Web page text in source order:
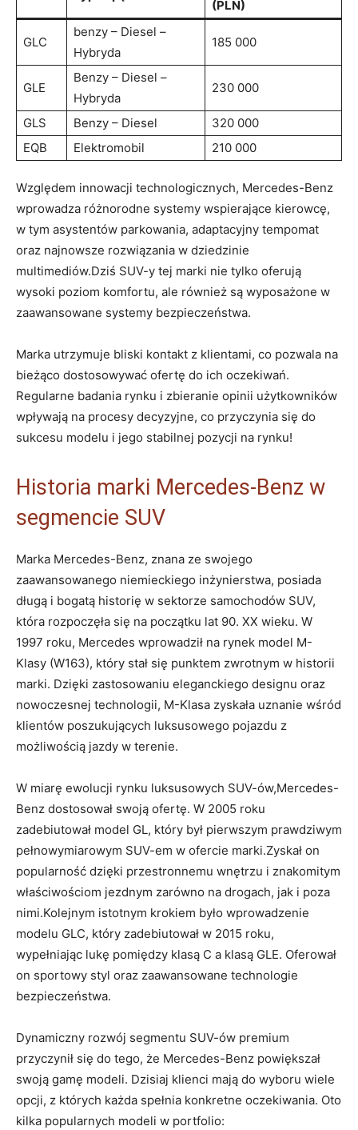
(PLN)
GLC
benzy – Diesel –
Hybryda
185 000
GLE
Benzy – Diesel –
Hybryda
230 000
GLS Benzy – Diesel
320 000
EQB
Elektromobil 210 000
Względem innowacji technologicznych, Mercedes-Benz
wprowadza różnorodne systemy wspierające kierowcę,
w tym asystentów parkowania, adaptacyjny tempomat
oraz najnowsze rozwiązania w dziedzinie
multimediów.Dziś SUV-y tej marki nie tylko oferują
wysoki poziom komfortu, ale również są wyposażone w
zaawansowane systemy bezpieczeństwa.
Marka utrzymuje bliski kontakt z klientami, co pozwala na
bieżąco dostosowywać ofertę do ich oczekiwań.
Regularne badania rynku i zbieranie opinii użytkowników
wpływają na procesy decyzyjne, co przyczynia się do
sukcesu modelu i jego stabilnej pozycji na rynku!
Historia marki Mercedes-Benz w
segmencie SUV
Marka Mercedes-Benz, znana ze swojego
zaawansowanego niemieckiego inżynierstwa, posiada
długą i bogatą historię w sektorze samochodów SUV,
która rozpoczęła się na początku lat 90. XX wieku. W
1997 roku, Mercedes wprowadził na rynek model M-
Klasy (W163), który stał się punktem zwrotnym w historii
marki. Dzięki zastosowaniu eleganckiego designu oraz
nowoczesnej technologii, M-Klasa zyskała uznanie wśród
klientów poszukujących luksusowego pojazdu z
możliwością jazdy w terenie.
W miarę ewolucji rynku luksusowych SUV-ów,Mercedes-
Benz dostosował swoją ofertę. W 2005 roku
zadebiutował model GL, który był pierwszym prawdziwym
pełnowymiarowym SUV-em w ofercie marki.Zyskał on
popularność dzięki przestronnemu wnętrzu i znakomitym
właściwościom jezdnym zarówno na drogach, jak i poza
nimi.Kolejnym istotnym krokiem było wprowadzenie
modelu GLC, który zadebiutował w 2015 roku,
wypełniając lukę pomiędzy klasą C a klasą GLE. Oferował
on sportowy styl oraz zaawansowane technologie
bezpieczeństwa.
Dynamiczny rozwój segmentu SUV-ów premium
przyczynił się do tego, że Mercedes-Benz powiększał
swoją gamę modeli. Dzisiaj klienci mają do wyboru wiele
opcji, z których każda spełnia konkretne oczekiwania. Oto
kilka popularnych modeli w portfolio: